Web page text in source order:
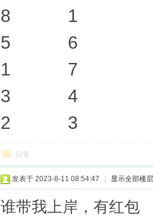
8 1
5 6
1 7
3 4
2 3
回复
发表于 2023-8-11 08:54:47 显示全部楼层
谁带我上岸，有红包